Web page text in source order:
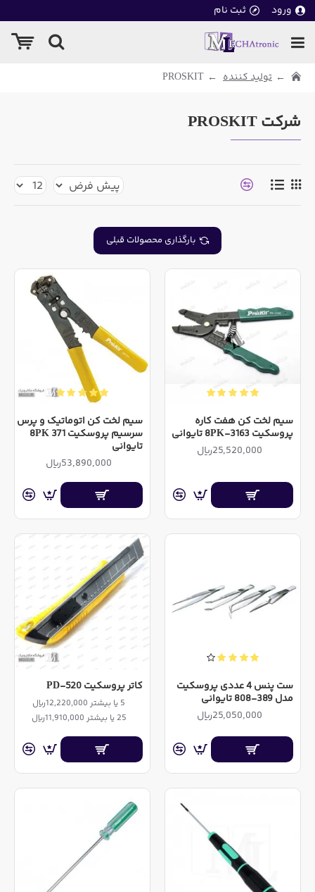
ورود ثبت نام
تولید کننده PROSKIT
شرکت PROSKIT
بارگذاری محصولات قبلی
سیم لخت کن هفت کاره
پروسکیت 8PK-3163 تایوانی
25,520,000ریال
سیم لخت کن اتوماتیک و پرس
سرسیم پروسکیت 8PK 371
تایوانی
53,890,000ریال
ست پنس 4 عددی پروسکیت
مدل 389-808 تایوانی
25,050,000ریال
کاتر پروسکیت PD-520
5 یا بیشتر 12,220,000ریال
25 یا بیشتر 11,910,000ریال